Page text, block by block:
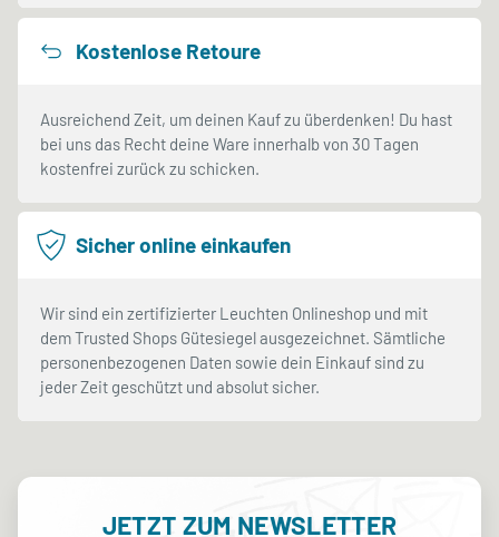
Kostenlose Retoure
Ausreichend Zeit, um deinen Kauf zu überdenken! Du hast
bei uns das Recht deine Ware innerhalb von 30 Tagen
kostenfrei zurück zu schicken.
Sicher online einkaufen
Wir sind ein zertifizierter Leuchten Onlineshop und mit
dem Trusted Shops Gütesiegel ausgezeichnet. Sämtliche
personenbezogenen Daten sowie dein Einkauf sind zu
jeder Zeit geschützt und absolut sicher.
JETZT ZUM NEWSLETTER